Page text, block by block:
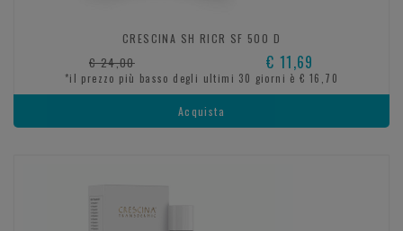
CRESCINA SH RICR SF 500 D
€ 24,00 € 11,69
*il prezzo più basso degli ultimi 30 giorni è € 16,70
Acquista